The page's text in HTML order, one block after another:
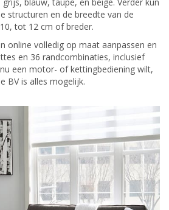
structuren en de breedte van de
tot 12 cm of breder.
online volledig op maat aanpassen en
en 36 randcombinaties, inclusief
een motor- of kettingbediening wilt,
BV is alles mogelijk.